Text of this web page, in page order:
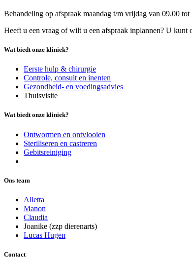
Behandeling op afspraak maandag t/m vrijdag van 09.00 tot
Heeft u een vraag of wilt u een afspraak inplannen? U kunt
Wat biedt onze kliniek?
Eerste hulp & chirurgie
Controle, consult en inenten
Gezondheid- en voedingsadvies
Thuisvisite
Wat biedt onze kliniek?
Ontwormen en ontvlooien
Steriliseren en castreren
Gebitsreiniging
Ons team
Alletta
Manon
Claudia
Joanike (zzp dierenarts)
Lucas Hugen
Contact